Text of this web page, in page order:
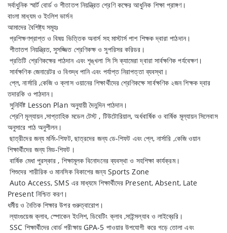
সর্বাধুনিক স্মার্ট বোর্ড ও শীতাতপ নিয়ন্ত্রিত শ্রেণি কক্ষের আধুনিক শিক্ষা প্রাঙ্গণ।
বাংলা মাধ্যম ও ইংলিশ ভার্সন
আমাদের বৈশিষ্ট্য সমূহঃ
প্রশিক্ষণপ্রাপ্ত ও বিষয় ভিত্তিক অনার্স সহ মাস্টার্স পাশ শিক্ষক দ্বারা পাঠদান।
শীতাতপ নিয়ন্ত্রিত, সুসজ্জিত শ্রেণিকক্ষ ও সুপরিসর করিডর।
প্রতিটি শ্রেণিকক্ষের পাঠদান এবং শৃঙ্খলা সি সি ক্যামেরা দ্বারা সার্বক্ষণিক পর্যবেক্ষণ।
সার্বক্ষণিক জেনারেটর ও বিশুদ্ধ পানি এবং পর্যাপ্ত নিরাপত্তা ব্যবস্থা।
প্লে, নার্সারি ,কেজি ও ক্লাস ওয়ানের শিক্ষার্থীদের শ্রেণিকক্ষে সার্বক্ষণিক ২জন শিক্ষক দ্বার
তদারকি ও পাঠদান।
সুনির্দিষ্ট Lesson Plan অনুযায়ী দৈনন্দিন পাঠদান।
শ্রেণি মূল্যায়ন ,সাপ্তাহিক মডেল টেস্ট , টিউটোরিয়াল, অর্ধবার্ষিক ও বার্ষিক মূল্যায়ন সিলেবাস
অনুসারে পাঠ অনুশীলন।
ছাত্রীদের জন্য মর্নিং-শিফট, ছাত্রদের জন্য ডে-শিফট এবং প্লে, নার্সারি ,কেজি ওয়ান
শিক্ষার্থীদের জন্য মিড-শিফট।
বার্ষিক মেধা পুরস্কার , শিক্ষামূলক বিনোদনের ব্যবস্থা ও সহশিক্ষা কার্যক্রম।
শিশুদের শারীরিক ও মানসিক বিকাশের জন্য Sports Zone
Auto Access, SMS এর মাধ্যমে শিক্ষার্থীদের Present, Absent, Late
Present নিশ্চিত করণ।
ধর্মীয় ও নৈতিক শিক্ষার উপর গুরুত্বারোপ।
ল্যাংগুয়েজ ক্লাব, স্পোকেন ইংলিশ, ডিবেটিং ক্লাব ,সাইন্সল্যাব ও লাইব্রেরি।
SSC শিক্ষার্থীদের বোর্ড পরীক্ষায় GPA-5 পাওয়ার উপযোগী করে গড়ে তোলা এবং